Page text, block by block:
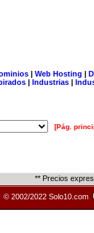
| Web Hosting |
| Industrias |
[Pág.
** Precios
© 2002/2022 Solo10.com